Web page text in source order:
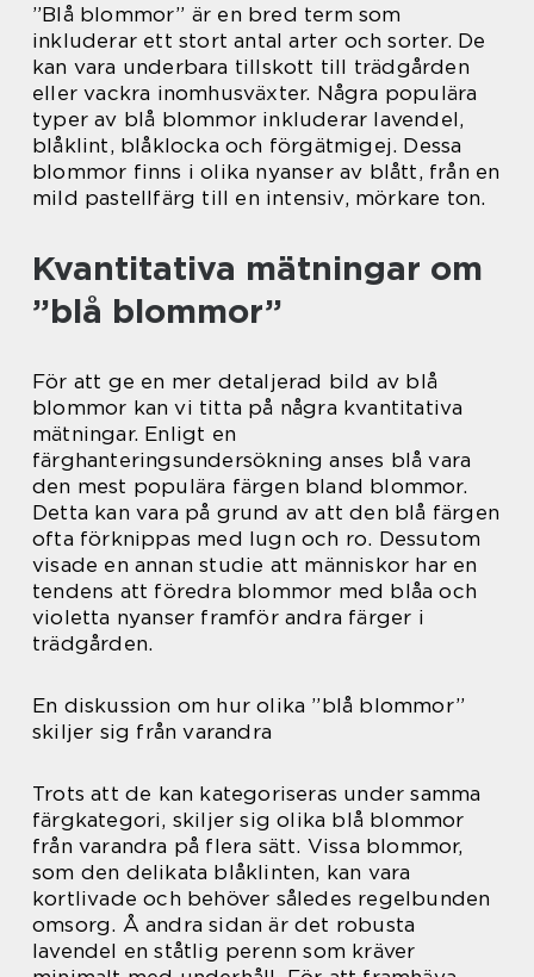
”Blå blommor” är en bred term som
inkluderar ett stort antal arter och sorter. De
kan vara underbara tillskott till trädgården
eller vackra inomhusväxter. Några populära
typer av blå blommor inkluderar lavendel,
blåklint, blåklocka och förgätmigej. Dessa
blommor finns i olika nyanser av blått, från en
mild pastellfärg till en intensiv, mörkare ton.
Kvantitativa mätningar om
”blå blommor”
För att ge en mer detaljerad bild av blå
blommor kan vi titta på några kvantitativa
mätningar. Enligt en
färghanteringsundersökning anses blå vara
den mest populära färgen bland blommor.
Detta kan vara på grund av att den blå färgen
ofta förknippas med lugn och ro. Dessutom
visade en annan studie att människor har en
tendens att föredra blommor med blåa och
violetta nyanser framför andra färger i
trädgården.
En diskussion om hur olika ”blå blommor”
skiljer sig från varandra
Trots att de kan kategoriseras under samma
färgkategori, skiljer sig olika blå blommor
från varandra på flera sätt. Vissa blommor,
som den delikata blåklinten, kan vara
kortlivade och behöver således regelbunden
omsorg. Å andra sidan är det robusta
lavendel en ståtlig perenn som kräver